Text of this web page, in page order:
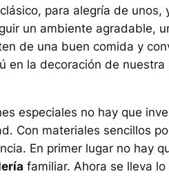
para alegría de unos,
un ambiente agradable,
de una buen comida y
en la decoración de
especiales no hay que
Con materiales sencillos
En primer lugar no hay
familiar. Ahora se lleva lo